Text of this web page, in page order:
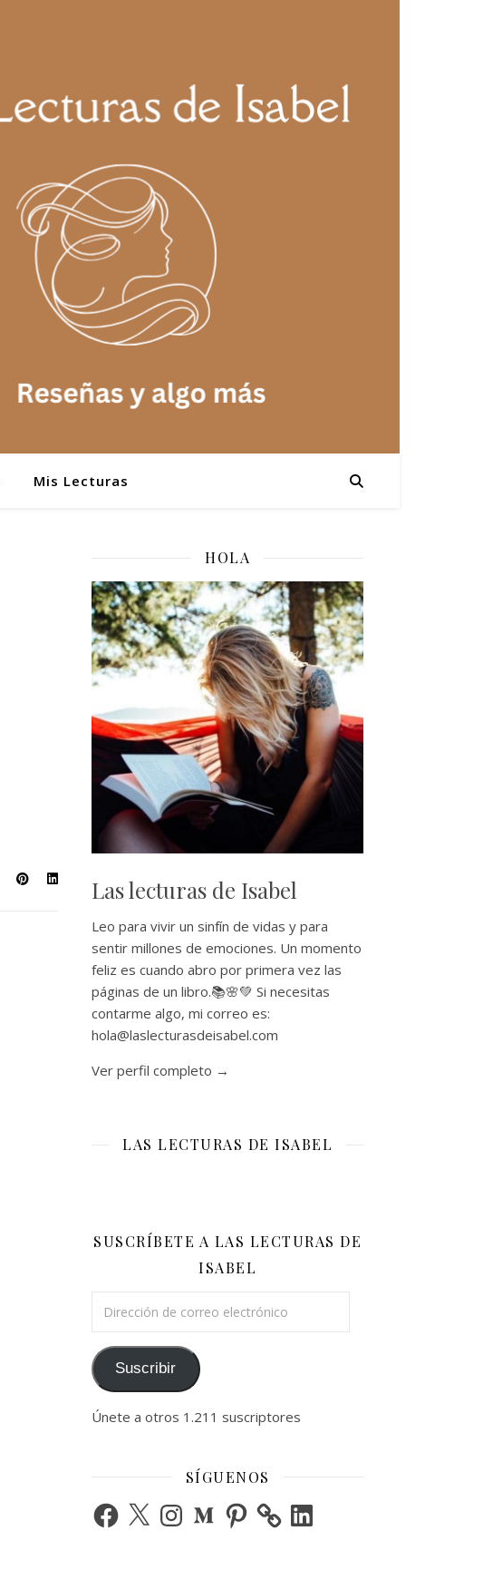
Mis Lecturas
HOLA
Las lecturas de Isabel
Leo para vivir un sinfín de vidas y para
sentir millones de emociones. Un momento
feliz es cuando abro por primera vez las
páginas de un libro.📚🌸💚 Si necesitas
contarme algo, mi correo es:
hola@laslecturasdeisabel.com
Ver perfil completo →
LAS LECTURAS DE ISABEL
SUSCRÍBETE A LAS LECTURAS DE
ISABEL
Suscribir
Únete a otros 1.211 suscriptores
SÍGUENOS
Facebook
X InstagramMediumPinterest LinkedIn